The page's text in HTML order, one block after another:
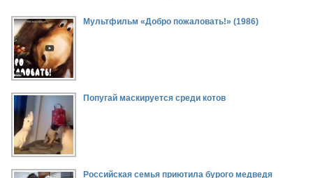
Мультфильм «Добро пожаловать!» (1986)
Попугай маскируется среди котов
Российская семья приютила бурого медведя
Страницы